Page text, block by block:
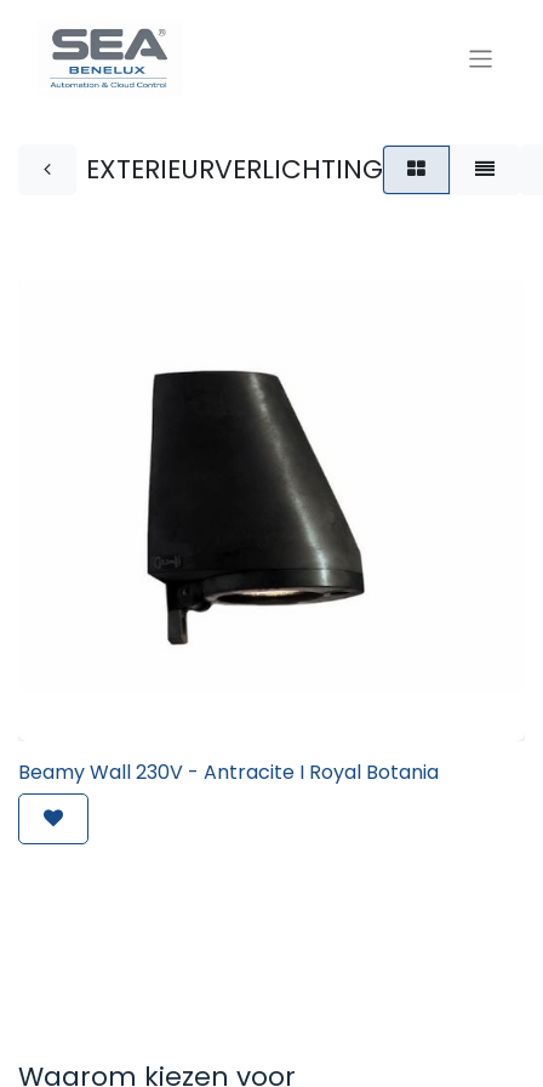
EXTERIEURVERLICHTING
Beamy Wall 230V - Antracite I Royal Botania
Waarom kiezen voor